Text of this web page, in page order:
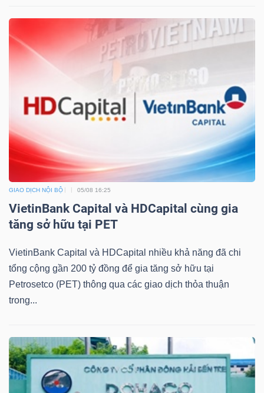
GIAO DỊCH NỘI BỘ 05/08 16:25
VietinBank Capital và HDCapital cùng gia
tăng sở hữu tại PET
VietinBank Capital và HDCapital nhiều khả năng đã chi
tổng cộng gần 200 tỷ đồng để gia tăng sở hữu tại
Petrosetco (PET) thông qua các giao dịch thỏa thuận
trong...